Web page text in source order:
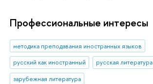
Профессиональные интересы
методика преподавания иностранных языков
русский как иностранный
русская литература
зарубежная литература